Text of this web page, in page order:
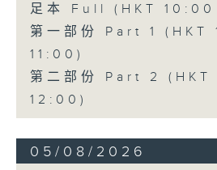
足本 Full (HKT
第一部份 Part 1 (HKT
11:00)
第二部份 Part 2 (HKT
12:00)
05/08/2026